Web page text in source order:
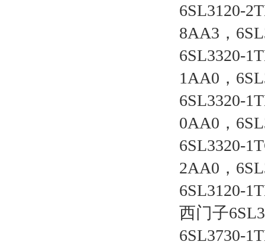
6SL3120-
8AA3，
6SL3320-
1AA0，
6SL3320-
0AA0，
6SL3320-
2AA0，
6SL3120-
西门子
6SL3730-